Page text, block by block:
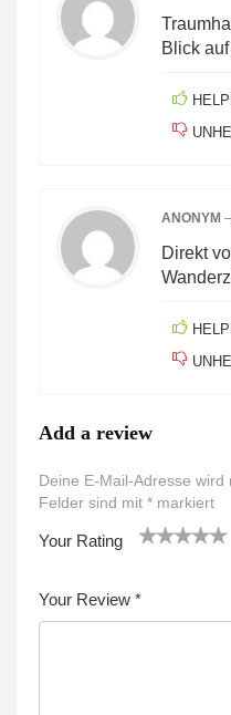
Blick
ANONYM –
Direkt
Add a review
Deine E-Mail-Adresse wird
Felder sind mit * markiert
Your Rating
o
5 St
nen
n
Your Review *